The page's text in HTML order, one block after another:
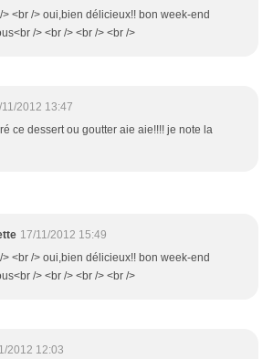
> <br /> oui,bien délicieux!! bon week-end
/> <br /> <br /> <br />
11/2012 13:47
ce dessert ou goutter aie aie!!!! je note la
17/11/2012 15:49
> <br /> oui,bien délicieux!! bon week-end
/> <br /> <br /> <br />
2012 12:03